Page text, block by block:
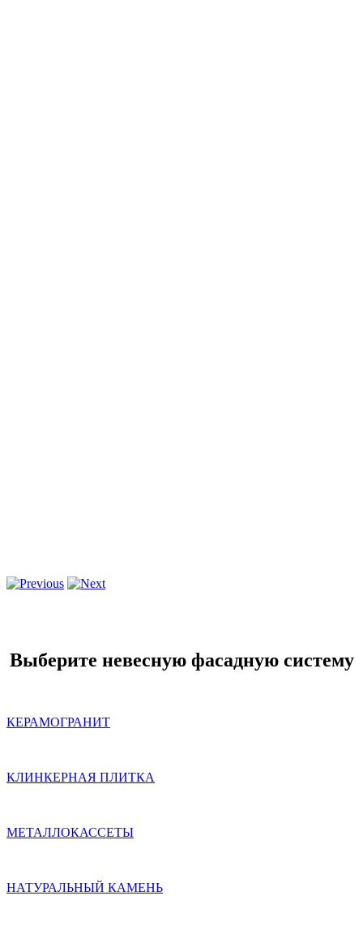
Выберите невесную фасадную систему
КЕРАМОГРАНИТ
КЛИНКЕРНАЯ ПЛИТКА
МЕТАЛЛОКАССЕТЫ
НАТУРАЛЬНЫЙ КАМЕНЬ